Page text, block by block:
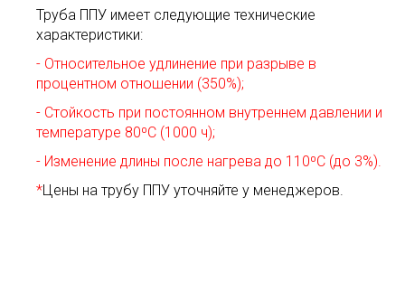
Труба ППУ имеет следующие технические
характеристики:
- Относительное удлинение при разрыве в
процентном отношении (350%);
- Стойкость при постоянном внутреннем давлении и
температуре 80⁰С (1000 ч);
- Изменение длины после нагрева до 110⁰С (до 3%).
*Цены на трубу ППУ уточняйте у менеджеров.